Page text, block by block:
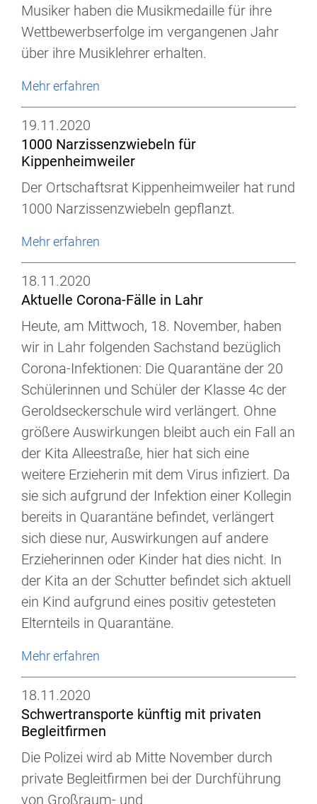
Musiker haben die Musikmedaille für ihre
Wettbewerbserfolge im vergangenen Jahr
über ihre Musiklehrer erhalten.
Mehr erfahren
19.11.2020
1000 Narzissenzwiebeln für
Kippenheimweiler
Der Ortschaftsrat Kippenheimweiler hat rund
1000 Narzissenzwiebeln gepflanzt.
Mehr erfahren
18.11.2020
Aktuelle Corona-Fälle in Lahr
Heute, am Mittwoch, 18. November, haben
wir in Lahr folgenden Sachstand bezüglich
Corona-Infektionen: Die Quarantäne der 20
Schülerinnen und Schüler der Klasse 4c der
Geroldseckerschule wird verlängert. Ohne
größere Auswirkungen bleibt auch ein Fall an
der Kita Alleestraße, hier hat sich eine
weitere Erzieherin mit dem Virus infiziert. Da
sie sich aufgrund der Infektion einer Kollegin
bereits in Quarantäne befindet, verlängert
sich diese nur, Auswirkungen auf andere
Erzieherinnen oder Kinder hat dies nicht. In
der Kita an der Schutter befindet sich aktuell
ein Kind aufgrund eines positiv getesteten
Elternteils in Quarantäne.
Mehr erfahren
18.11.2020
Schwertransporte künftig mit privaten
Begleitfirmen
Die Polizei wird ab Mitte November durch
private Begleitfirmen bei der Durchführung
von Großraum- und